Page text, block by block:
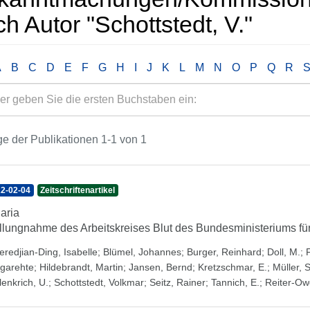
Autor "Schottstedt, V."
B C D E F G H J K L M N O P Q R S
der Publikationen 1-1 von 1
02-04 Zeitschriftenartikel
des Arbeitskreises Blut des Bundesministeriums
Ding, Isabelle; Blümel, Johannes; Burger, Reinhard; Doll, M. ;
; Hildebrandt, Martin; Jansen, Bernd; Kretzschmar, E. ; Müller,
U. ; Schottstedt, Volkmar; Seitz, Rainer; Tannich, E. ; Reiter-